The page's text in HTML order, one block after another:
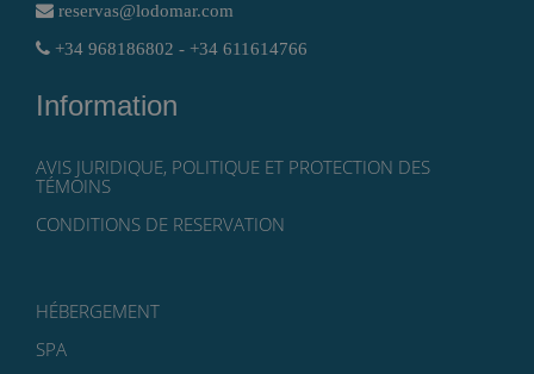
reservas@lodomar.com
+34 968186802 - +34 611614766
Information
AVIS JURIDIQUE, POLITIQUE ET PROTECTION DES
TÉMOINS
CONDITIONS DE RESERVATION
HÉBERGEMENT
SPA